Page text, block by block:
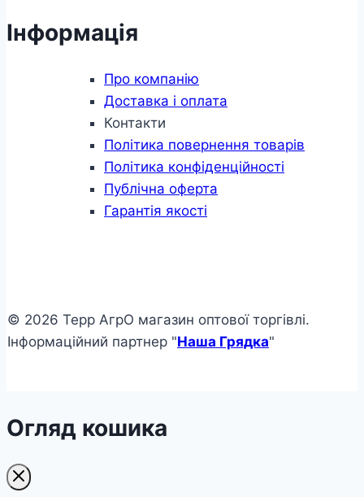
Інформація
Про компанію
Доставка і оплата
Контакти
Політика повернення товарів
Політика конфіденційності
Публічна оферта
Гарантія якості
© 2026 Терр АгрО магазин оптової торгівлі.
Інформаційний партнер "Наша Грядка"
Огляд кошика